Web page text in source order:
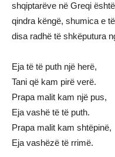
shqiptarëve në Greqi
qindra këngë, shumica e
disa radhë të shkëputura
Eja të të puth një herë,
Tani që kam pirë verë.
Prapa malit kam një pus,
Eja vashë të të puth.
Prapa malit kam shtëpinë,
Eja vashëzë të rrimë.